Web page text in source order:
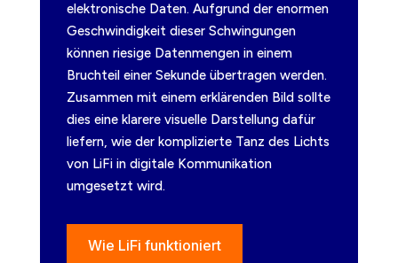
elektronische Daten. Aufgrund der enormen
Geschwindigkeit dieser Schwingungen
können riesige Datenmengen in einem
Bruchteil einer Sekunde übertragen werden.
Zusammen mit einem erklärenden Bild sollte
dies eine klarere visuelle Darstellung dafür
liefern, wie der komplizierte Tanz des Lichts
von LiFi in digitale Kommunikation
umgesetzt wird.
Wie LiFi funktioniert